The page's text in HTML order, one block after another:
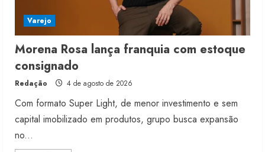
Varejo
Morena Rosa lança franquia com estoque
consignado
Redação 4 de agosto de 2026
Com formato Super Light, de menor investimento e sem
capital imobilizado em produtos, grupo busca expansão
no...